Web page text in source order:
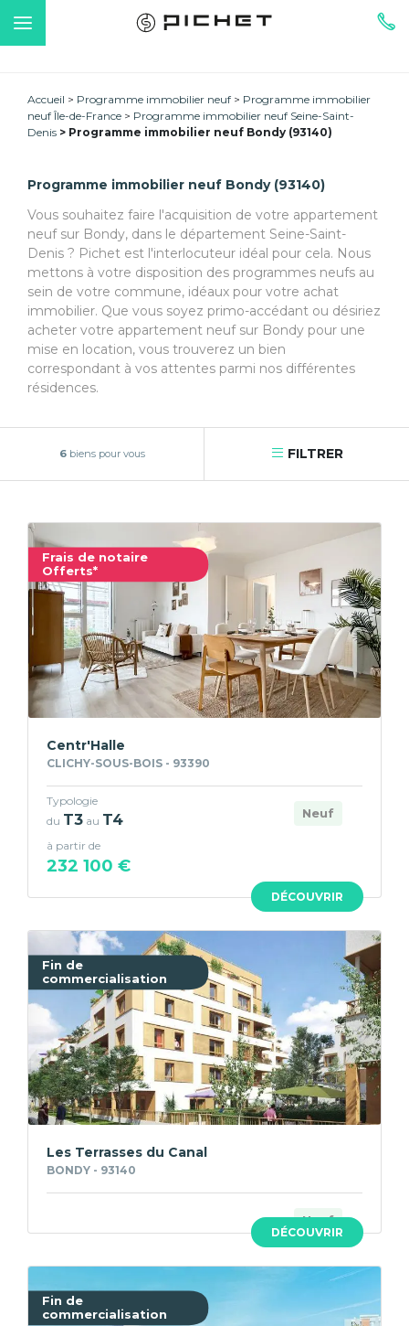
Accueil Programme immobilier neuf
Programme immobilier
neuf Île-de-France
Programme immobilier neuf Seine-Saint-
Denis
Programme immobilier neuf Bondy (93140)
Programme immobilier neuf Bondy (93140)
Vous souhaitez faire l'acquisition de votre appartement
neuf sur Bondy, dans le département Seine-Saint-
Denis ? Pichet est l'interlocuteur idéal pour cela. Nous
mettons à votre disposition des programmes neufs au
sein de votre commune, idéaux pour votre achat
immobilier. Que vous soyez primo-accédant ou désiriez
acheter votre appartement neuf sur Bondy pour une
mise en location, vous trouverez un bien
correspondant à vos attentes parmi nos différentes
résidences.
6biens pour vous FILTRER
Frais de notaire
Offerts*
DÉCOUVRIR
Centr'Halle
CLICHY-SOUS-BOIS - 93390
Neuf
Typologie
du T3 au T4
à partir de
232 100 €
Fin de
commercialisation
DÉCOUVRIR
Les Terrasses du Canal
BONDY - 93140
Neuf
Fin de
commercialisation